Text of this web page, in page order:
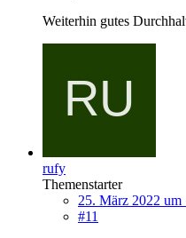
Weiterhin gutes
rufy
Themenstarter
25. März 2022 um
#11